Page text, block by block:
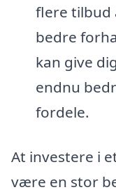
flere tilbud
bedre
kan give
endnu
fordele.
At investere i
være en stor